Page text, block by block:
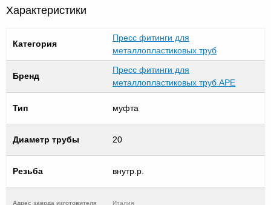
Характеристики
Категория
Пресс фитинги для
металлопластиковых труб
Бренд
Пресс фитинги для
металлопластиковых труб APE
Тип муфта
Диаметр трубы 20
Резьба внутр.р.
Адрес завода изготовителя Италия